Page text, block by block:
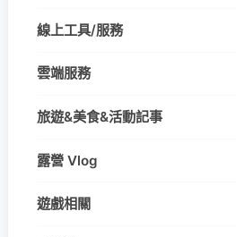
線上工具/服務
雲端服務
旅遊&美食&活動記事
露營 Vlog
遊戲相關